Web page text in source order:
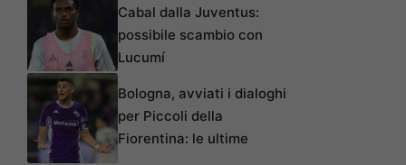
Cabal dalla Juventus:
possibile scambio con
Lucumí
Bologna, avviati i dialoghi
per Piccoli della
Fiorentina: le ultime